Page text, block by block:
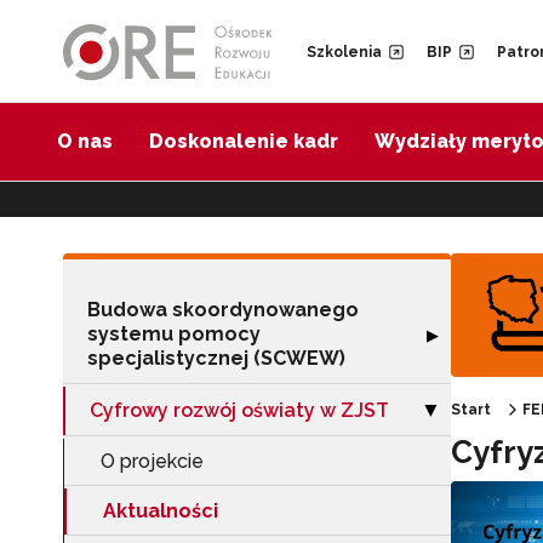
Szkolenia BIP
O nas Doskonalenie kadr Wydziały
Budowa skoordynowanego
systemu pomocy
specjalistycznej (SCWEW)
Rozwiń sekcję
▶
Cyfrowy rozwój oświaty w ZJST Zwiń sekcję
▶
O projekcie
Aktualności
Start